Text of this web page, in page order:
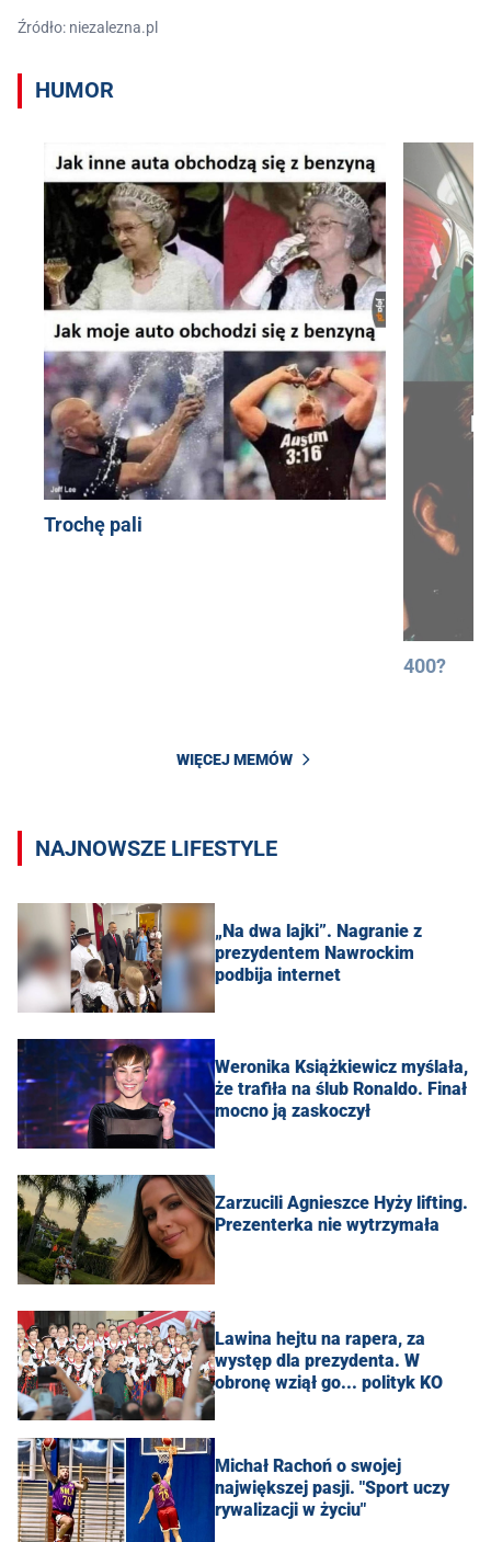
Źródło: niezalezna.pl
HUMOR
Trochę pali
400?
WIĘCEJ MEMÓW
NAJNOWSZE LIFESTYLE
„Na dwa lajki”. Nagranie z
prezydentem Nawrockim
podbija internet
Weronika Książkiewicz myślała,
że trafiła na ślub Ronaldo. Finał
mocno ją zaskoczył
Zarzucili Agnieszce Hyży lifting.
Prezenterka nie wytrzymała
Lawina hejtu na rapera, za
występ dla prezydenta. W
obronę wziął go... polityk KO
Michał Rachoń o swojej
największej pasji. "Sport uczy
rywalizacji w życiu"